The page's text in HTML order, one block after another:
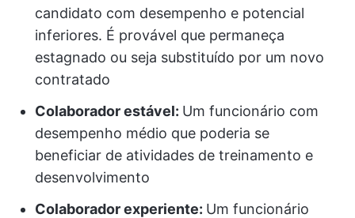
candidato com desempenho e potencial
inferiores. É provável que permaneça
estagnado ou seja substituído por um novo
contratado
Colaborador estável: Um funcionário com
desempenho médio que poderia se
beneficiar de atividades de treinamento e
desenvolvimento
Colaborador experiente: Um funcionário